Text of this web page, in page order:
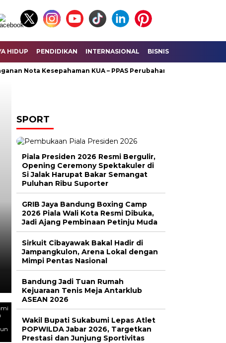
HIDUP PENDIDIKAN INTERNASIONAL BISNIS
Kesepahaman KUA – PPAS Perubahan
PEMERINTAHAN
Masuk Permukiman, Ular
Dievakuasi Tim
Sukabumi
SPORT
Piala Presiden 2026 Resmi Bergulir,
Opening Ceremony Spektakuler di
Si Jalak Harupat Bakar Semangat
Puluhan Ribu Suporter
GRIB Jaya Bandung Boxing Camp
2026 Piala Wali Kota Resmi Dibuka,
Jadi Ajang Pembinaan Petinju Muda
Sirkuit Cibayawak Bakal Hadir di
Jampangkulon, Arena Lokal dengan
Mimpi Pentas Nasional
Bandung Jadi Tuan Rumah
Kejuaraan Tenis Meja Antarklub
ASEAN 2026
Wakil Bupati Sukabumi Lepas Atlet
POPWILDA Jabar 2026, Targetkan
Prestasi dan Junjung Sportivitas